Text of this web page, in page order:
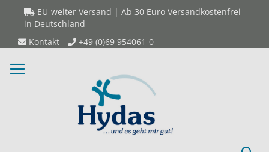
Direkt
zum
Inhalt
EU-weiter Versand | Ab 30 Euro Versandkostenfrei
in Deutschland
Kontakt
+49 (0)69 954061-0